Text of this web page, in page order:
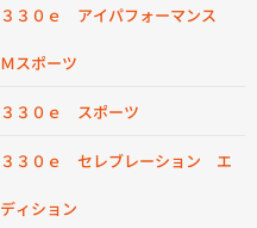
３３０ｅ アイパフォーマンス
Ｍスポーツ
３３０ｅ スポーツ
３３０ｅ セレブレーション エ
ディション